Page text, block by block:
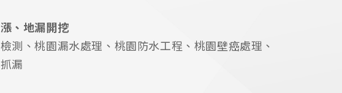
、地漏開挖
測、桃園漏水處理、桃園防水工程、桃園壁癌處理、
漏